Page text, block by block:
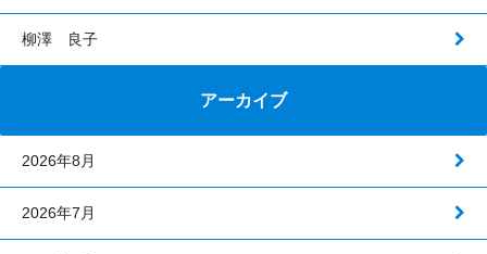
柳澤 良子
アーカイブ
2026年8月
2026年7月